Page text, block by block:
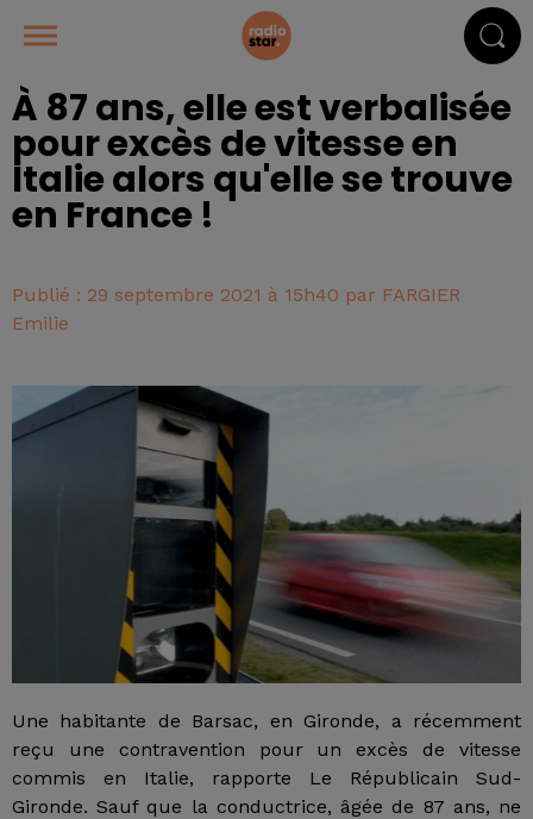
À 87 ans, elle est verbalisée
pour excès de vitesse en
Italie alors qu'elle se trouve
en France !
Publié : 29 septembre 2021 à 15h40 par FARGIER
Emilie
Une habitante de Barsac, en Gironde, a récemment
reçu une contravention pour un excès de vitesse
commis en Italie, rapporte Le Républicain Sud-
Gironde. Sauf que la conductrice, âgée de 87 ans, ne